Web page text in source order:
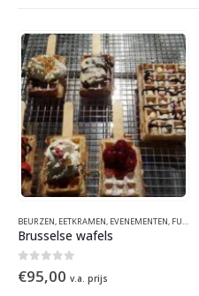
KOFFIE,KOFFIE,WINTER
GEZOND,GEZOND,HOLLANDS,MEDITERRAANS
BEURZEN EETKRAMEN EVENEMENTEN FUNFOOD
Brusselse wafels
0out of 5
€95,00 v.a. prijs